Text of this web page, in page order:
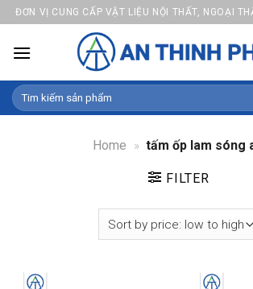
Skip
to
content
ĐƠN VỊ CUNG CẤP VẬT LIỆU NỘI THẤT, NGOẠI
Search
for:
Home » tấm ốp lam sóng
FILTER